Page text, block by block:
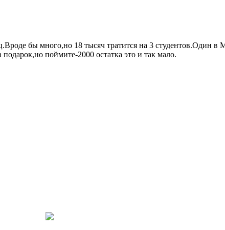
бы много,но 18 тысяч тратится на 3 студентов.Один в
поймите-2000 остатка это и так мало.